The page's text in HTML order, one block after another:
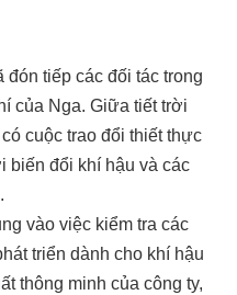
đón tiếp các đối tác trong
của Nga. Giữa tiết trời
cuộc trao đổi thiết thực
biến đổi khí hậu và các
vào việc kiểm tra các
triển dành cho khí hậu
thông minh của công ty,